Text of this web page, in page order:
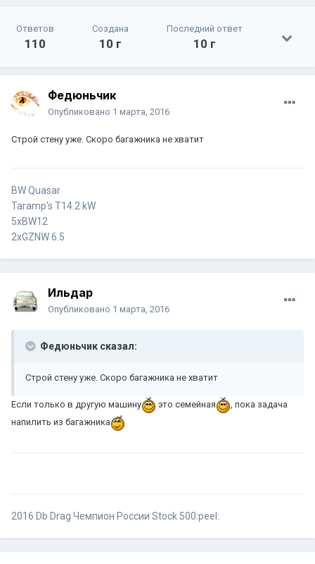
Ответов
110
Создана
10 г
Последний ответ
10 г
Федюньчик
Опубликовано 1 марта, 2016
Строй стену уже. Скоро багажника не хватит
BW Quasar
Taramp's T14.2 kW
5xBW12
2xGZNW 6.5
Ильдар
Опубликовано 1 марта, 2016
Федюньчик сказал:
Строй стену уже. Скоро багажника не хватит
Если только в другую машину это семейная
, пока задача
напилить из багажника
2016 Db Drag Чемпион России Stock 500:peel: